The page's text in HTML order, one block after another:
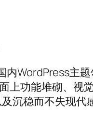
WordPress主题
上功能堆砌、
沉稳而不失现